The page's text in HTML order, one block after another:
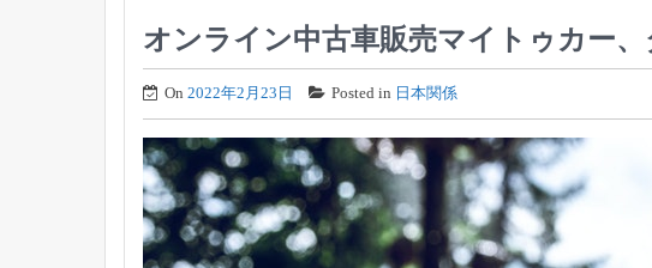
オンライン中古車販売マイトゥカー
On 2022年2月23日 Posted in 日本関係